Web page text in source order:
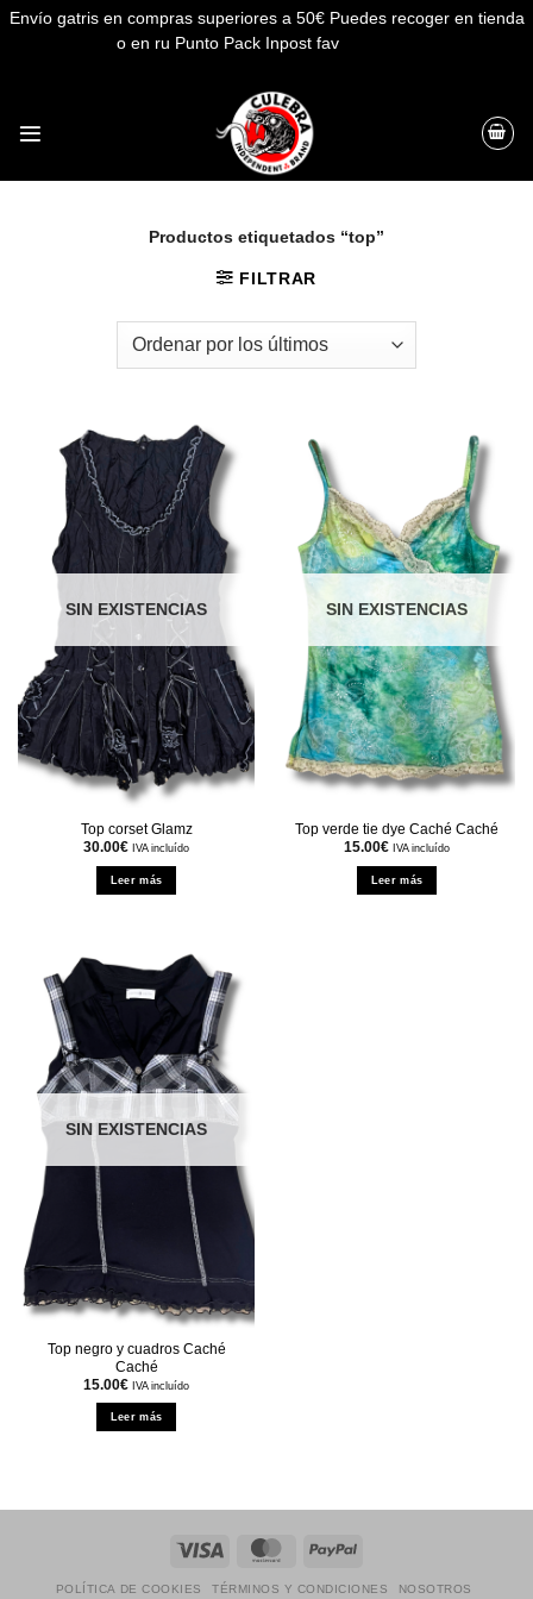
Envío gatris en compras superiores a 50€ Puedes recoger en tienda
o en ru Punto Pack Inpost fav
contenido
Productos etiquetados “top”
FILTRAR
SIN EXISTENCIAS
Top corset Glamz
30.00€ IVA incluído
Leer más
SIN EXISTENCIAS
Top verde tie dye Caché Caché
15.00€ IVA incluído
Leer más
SIN EXISTENCIAS
Top negro y cuadros Caché
Caché
15.00€ IVA incluído
Leer más
MasterCardPayPal
POLÍTICA DE COOKIES TÉRMINOS Y CONDICIONES
NOSOTROS